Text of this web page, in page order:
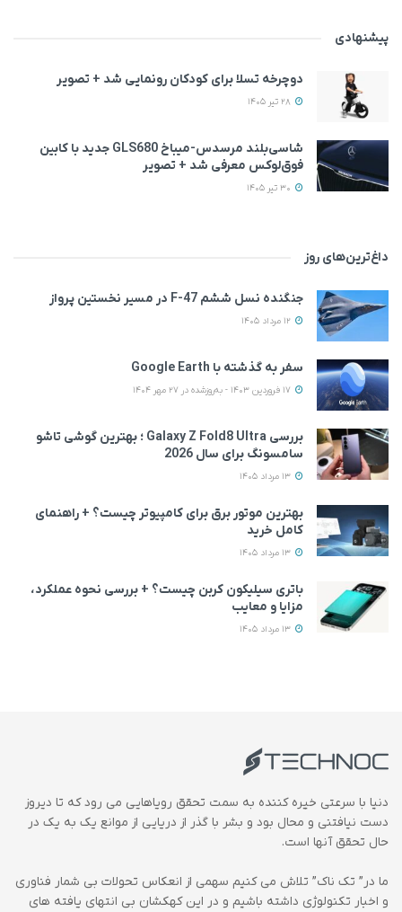
پیشنهادی
دوچرخه تسلا برای کودکان رونمایی شد + تصویر
شاسی‌بلند مرسدس‌-میباخ GLS680 جدید با کابین
فوق‌لوکس معرفی شد + تصویر
داغ‌ترین‌های روز
جنگنده نسل ششم F-47 در مسیر نخستین پرواز
سفر به گذشته با Google Earth
بررسی Galaxy Z Fold8 Ultra ؛ بهترین گوشی تاشو
سامسونگ برای سال 2026
بهترین موتور برق برای کامپیوتر چیست؟ + راهنمای
کامل خرید
باتری سیلیکون کربن چیست؟ + بررسی نحوه عملکرد،
مزایا و معایب
دنیا با سرعتی خیره کننده به سمت تحقق رویاهایی می رود که تا دیروز
دست نیافتنی و محال بود و بشر با گذر از دریایی از موانع یک به یک در
حال تحقق آنها است.
ما در” تک ناک” تلاش می کنیم سهمی از انعکاس تحولات بی شمار فناوری
و اخبار تکنولوژی داشته باشیم و در این کهکشان بی انتهای یافته های